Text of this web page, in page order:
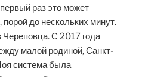
раз это может
порой до нескольких минут.
С 2017 года
малой родиной, Санкт-
система была